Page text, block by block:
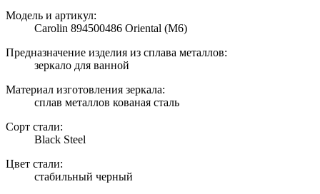
Модель и артикул:
Carolin 894500486 Oriental (M6)
Предназначение изделия из сплава металлов:
зеркало для ванной
Материал изготовления зеркала:
сплав металлов кованая сталь
Сорт стали:
Black Steel
Цвет стали:
стабильный черный